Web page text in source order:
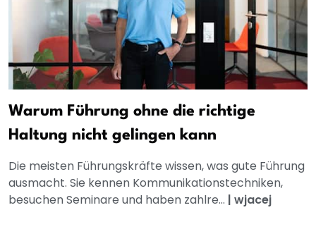
Warum Führung ohne die richtige
Haltung nicht gelingen kann
Die meisten Führungskräfte wissen, was gute Führung
ausmacht. Sie kennen Kommunikationstechniken,
besuchen Seminare und haben zahlre... | wjacej